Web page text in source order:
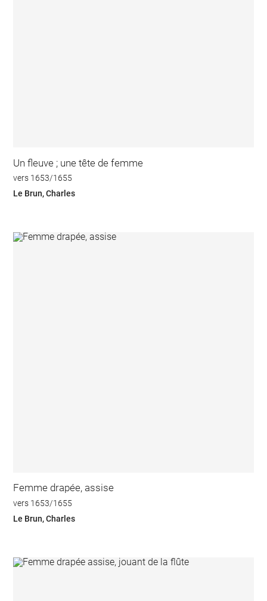
Un fleuve ; une tête de femme
vers 1653/1655
Le Brun, Charles
Femme drapée, assise
vers 1653/1655
Le Brun, Charles